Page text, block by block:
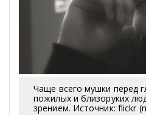
Чаще всего мушки перед
пожилых и близоруких
зрением. Источник: flickr